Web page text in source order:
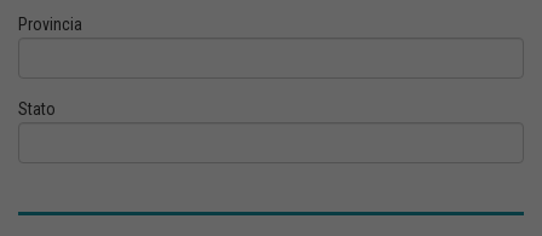
Provincia
Stato